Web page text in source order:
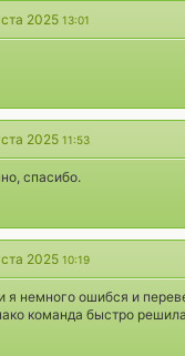
2025 13:01
2025 11:53
спасибо.
2025 10:19
немного ошибся и
команда быстро